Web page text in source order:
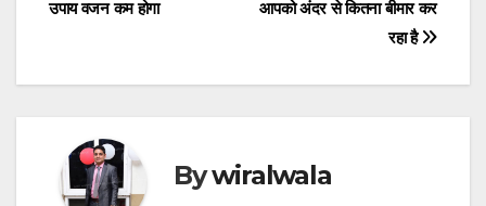
navigation
आपको अंदर से कितना बीमार कर
रहा है
उपाय वजन कम होगा
Bywiralwala